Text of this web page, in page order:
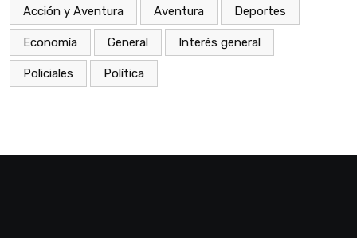
Acción y Aventura Aventura Deportes
Economía General Interés general
Policiales Política